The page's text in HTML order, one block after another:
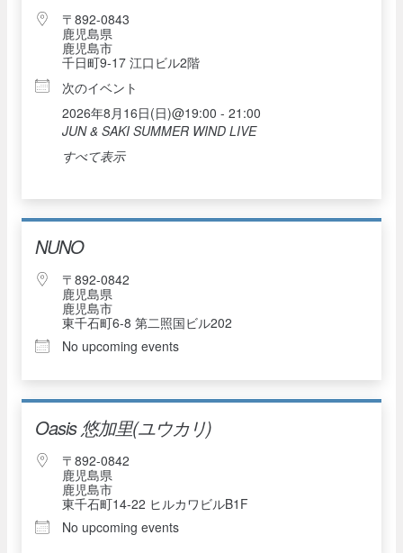
〒892-0843
鹿児島県
鹿児島市
千日町9-17 江口ビル2階
次のイベント
2026年8月16日(日)@19:00 - 21:00
JUN & SAKI SUMMER WIND LIVE
すべて表示
NUNO
〒892-0842
鹿児島県
鹿児島市
東千石町6-8 第二照国ビル202
No upcoming events
Oasis 悠加里(ユウカリ)
〒892-0842
鹿児島県
鹿児島市
東千石町14-22 ヒルカワビルB1F
No upcoming events